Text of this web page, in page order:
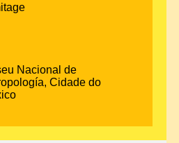
Nacional de
Cidade do